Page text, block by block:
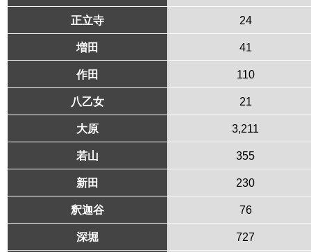
正立寺 24
増田 41
作田 110
八乙女 21
大原 3,211
若山 355
新田 230
釈迦谷 76
深堀 727